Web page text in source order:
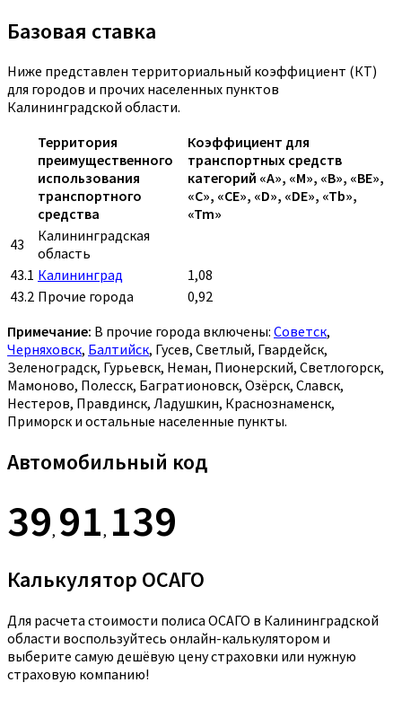
Базовая ставка
Ниже представлен территориальный коэффициент (КТ)
для городов и прочих населенных пунктов
Калининградской области.
Территория
преимущественного
использования
транспортного
средства
Коэффициент для
транспортных средств
категорий «A», «M», «B», «BE»,
«C», «CE», «D», «DE», «Tb»,
«Tm»
43
Калининградская
область
43.1 Калининград
1,08
43.2 Прочие города
0,92
Примечание: В прочие города включены: Советск,
Черняховск, Балтийск, Гусев, Светлый, Гвардейск,
Зеленоградск, Гурьевск, Неман, Пионерский, Светлогорск,
Мамоново, Полесск, Багратионовск, Озёрск, Славск,
Нестеров, Правдинск, Ладушкин, Краснознаменск,
Приморск и остальные населенные пункты.
Автомобильный код
39, 91, 139
Калькулятор ОСАГО
Для расчета стоимости полиса ОСАГО в Калининградской
области воспользуйтесь онлайн-калькулятором и
выберите самую дешёвую цену страховки или нужную
страховую компанию!